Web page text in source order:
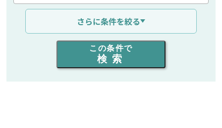
通信距離を選ぶ
出力を選ぶ
同時通話人数を選ぶ
さらに条件を絞る
この条件で
検索